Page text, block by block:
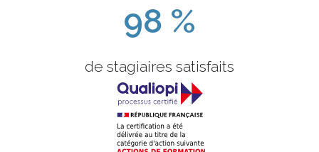
98 %
de stagiaires satisfaits